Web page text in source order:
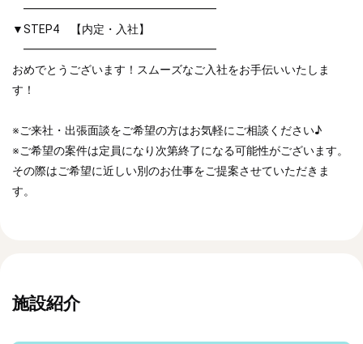
━━━━━━━━━━━━━━━━━
▼STEP4 【内定・入社】
━━━━━━━━━━━━━━━━━
おめでとうございます！スムーズなご入社をお手伝いいたしま
す！
※ご来社・出張面談をご希望の方はお気軽にご相談ください♪
※ご希望の案件は定員になり次第終了になる可能性がございます。
その際はご希望に近しい別のお仕事をご提案させていただきま
す。
施設紹介